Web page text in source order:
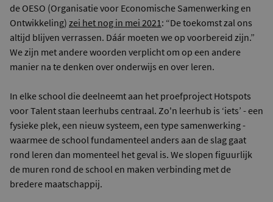
de OESO (Organisatie voor Economische Samenwerking en
Ontwikkeling) zei het nog in mei 2021 : “De toekomst zal ons
altijd blijven verrassen. Dáár moeten we op voorbereid zijn.”
We zijn met andere woorden verplicht om op een andere
manier na te denken over onderwijs en over leren.
In elke school die deelneemt aan het proefproject Hotspots
voor Talent staan leerhubs centraal. Zo'n leerhub is ‘iets’ - een
fysieke plek, een nieuw systeem, een type samenwerking -
waarmee de school fundamenteel anders aan de slag gaat
rond leren dan momenteel het geval is. We slopen figuurlijk
de muren rond de school en maken verbinding met de
bredere maatschappij.